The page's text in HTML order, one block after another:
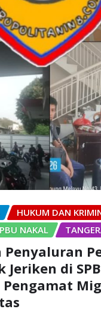
HUKUM DAN
NAKAL
Penyaluran
Jeriken di